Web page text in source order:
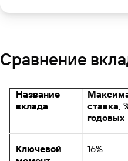
Сравнение
Название
вклада
ставка,
годовых
Ключевой
16%